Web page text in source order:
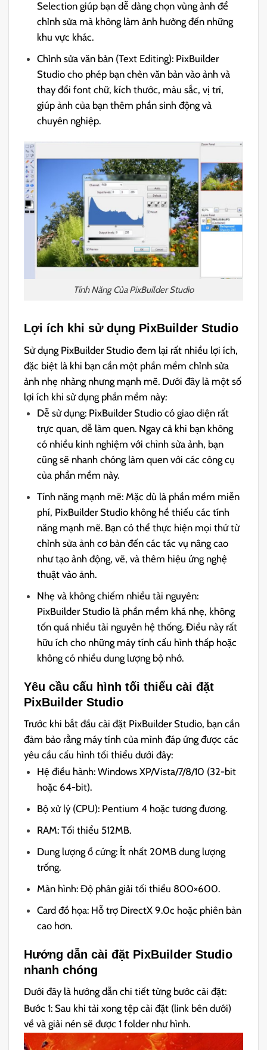
Selection giúp bạn dễ dàng chọn vùng ảnh để
chỉnh sửa mà không làm ảnh hưởng đến những
khu vực khác.
Chỉnh sửa văn bản (Text Editing): PixBuilder
Studio cho phép bạn chèn văn bản vào ảnh và
thay đổi font chữ, kích thước, màu sắc, vị trí,
giúp ảnh của bạn thêm phần sinh động và
chuyên nghiệp.
Tính Năng Của PixBuilder Studio
Lợi ích khi sử dụng PixBuilder Studio
Sử dụng PixBuilder Studio đem lại rất nhiều lợi ích,
đặc biệt là khi bạn cần một phần mềm chỉnh sửa
ảnh nhẹ nhàng nhưng mạnh mẽ. Dưới đây là một số
lợi ích khi sử dụng phần mềm này:
Dễ sử dụng: PixBuilder Studio có giao diện rất
trực quan, dễ làm quen. Ngay cả khi bạn không
có nhiều kinh nghiệm với chỉnh sửa ảnh, bạn
cũng sẽ nhanh chóng làm quen với các công cụ
của phần mềm này.
Tính năng mạnh mẽ: Mặc dù là phần mềm miễn
phí, PixBuilder Studio không hề thiếu các tính
năng mạnh mẽ. Bạn có thể thực hiện mọi thứ từ
chỉnh sửa ảnh cơ bản đến các tác vụ nâng cao
như tạo ảnh động, vẽ, và thêm hiệu ứng nghệ
thuật vào ảnh.
Nhẹ và không chiếm nhiều tài nguyên:
PixBuilder Studio là phần mềm khá nhẹ, không
tốn quá nhiều tài nguyên hệ thống. Điều này rất
hữu ích cho những máy tính cấu hình thấp hoặc
không có nhiều dung lượng bộ nhớ.
Yêu cầu cấu hình tối thiểu cài đặt
PixBuilder Studio
Trước khi bắt đầu cài đặt PixBuilder Studio, bạn cần
đảm bảo rằng máy tính của mình đáp ứng được các
yêu cầu cấu hình tối thiểu dưới đây:
Hệ điều hành: Windows XP/Vista/7/8/10 (32-bit
hoặc 64-bit).
Bộ xử lý (CPU): Pentium 4 hoặc tương đương.
RAM: Tối thiểu 512MB.
Dung lượng ổ cứng: Ít nhất 20MB dung lượng
trống.
Màn hình: Độ phân giải tối thiểu 800×600.
Card đồ họa: Hỗ trợ DirectX 9.0c hoặc phiên bản
cao hơn.
Hướng dẫn cài đặt PixBuilder Studio
nhanh chóng
Dưới đây là hướng dẫn chi tiết từng bước cài đặt:
Bước 1: Sau khi tải xong tệp cài đặt (link bên dưới)
về và giải nén sẽ được 1 folder như hình.